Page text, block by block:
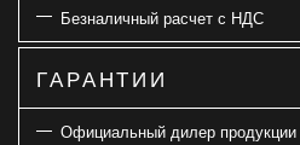
Безналичный расчет с НДС
ГАРАНТИИ
Официальный дилер продукции